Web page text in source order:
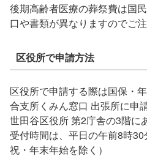
後期高齢者医療の葬祭費は国
口や書類が異なりますのでご注
区役所で申請方法
区役所で申請する際は国保・
合支所くみん窓口 出張所に申
世田谷区役所 第2庁舎の3階に
受付時間は、平日の午前8時
祝・年末年始を除く）